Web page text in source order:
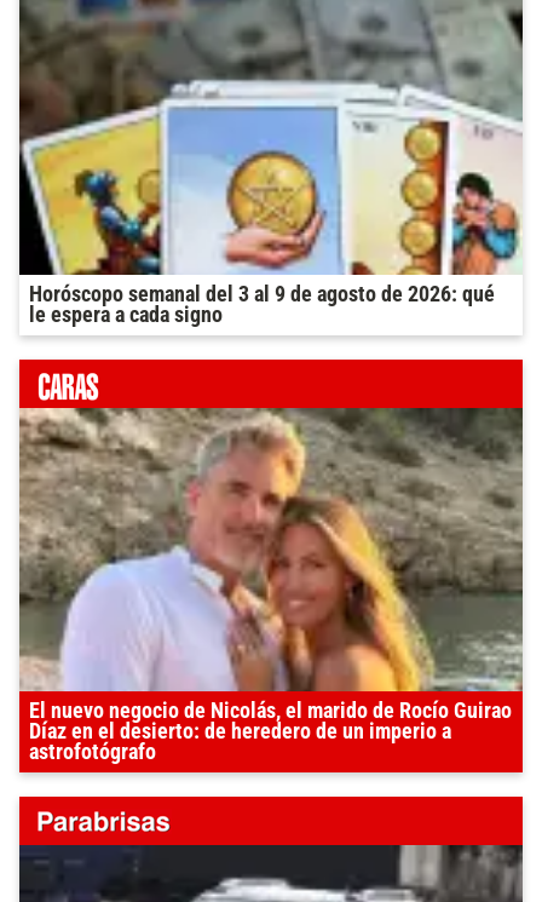
Horóscopo semanal del 3 al 9 de agosto de 2026: qué
le espera a cada signo
El nuevo negocio de Nicolás, el marido de Rocío Guirao
Díaz en el desierto: de heredero de un imperio a
astrofotógrafo